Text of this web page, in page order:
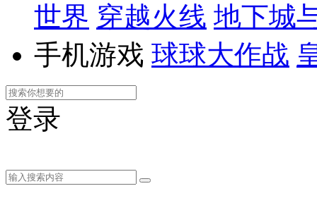
世界 穿越火线 地下城
手机游戏 球球大作战
登录